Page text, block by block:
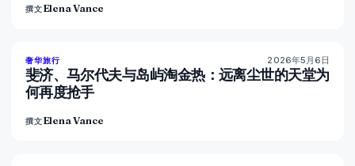
撰文Elena Vance
84% 76
奢华旅行 2026年5月6日
斐济、马尔代夫与岛屿淘金热：远离尘世的天堂为
何再度抢手
撰文Elena Vance